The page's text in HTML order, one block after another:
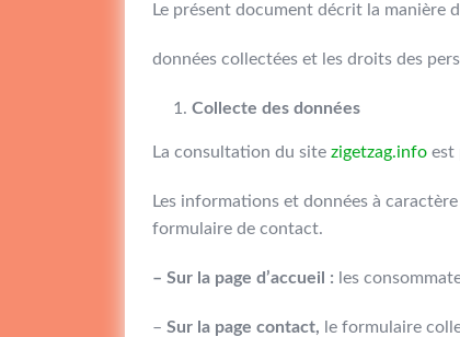
Le présent document décrit la manière
données collectées et les droits des
Collecte des données
La consultation du site zigetzag.info est
Les informations et données à
formulaire de contact.
– Sur la page d’accueil : les
– Sur la page contact, le formulaire